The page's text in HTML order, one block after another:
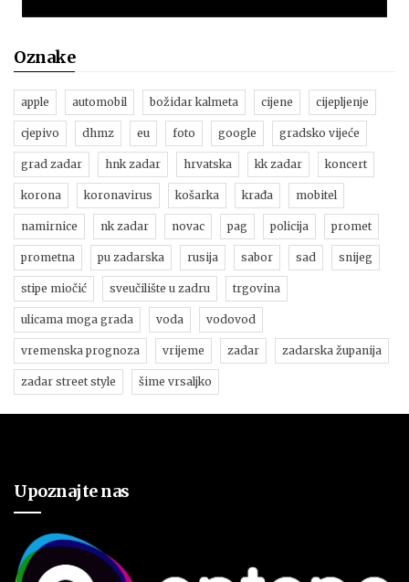
Oznake
apple automobil božidar kalmeta cijene cijepljenje
cjepivo dhmz eu foto google gradsko vijeće
grad zadar hnk zadar hrvatska kk zadar koncert
korona koronavirus košarka krađa mobitel
namirnice nk zadar novac pag policija promet
prometna pu zadarska rusija sabor sad snijeg
stipe miočić sveučilište u zadru trgovina
ulicama moga grada voda vodovod
vremenska prognoza vrijeme zadar zadarska županija
zadar street style šime vrsaljko
Upoznajte nas